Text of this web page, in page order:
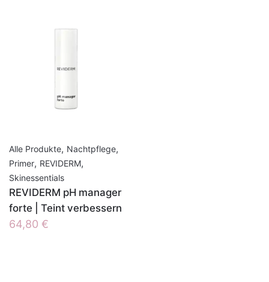
Alle Produkte, Nachtpflege,
Primer, REVIDERM,
Skinessentials
REVIDERM pH manager
forte | Teint verbessern
64,80 €